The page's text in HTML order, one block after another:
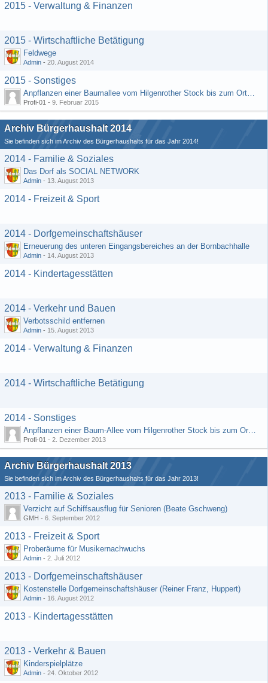
2015 - Verwaltung & Finanzen
2015 - Wirtschaftliche Betätigung
Feldwege
Admin - 20. August 2014
2015 - Sonstiges
Anpflanzen einer Baumallee vom Hilgenrother Stock bis zum Ortseingang
Profi-01 - 9. Februar 2015
Archiv Bürgerhaushalt 2014
Sie befinden sich im Archiv des Bürgerhaushalts für das Jahr 2014!
2014 - Familie & Soziales
Das Dorf als SOCIAL NETWORK
Admin - 13. August 2013
2014 - Freizeit & Sport
2014 - Dorfgemeinschaftshäuser
Erneuerung des unteren Eingangsbereiches an der Bornbachhalle
Admin - 14. August 2013
2014 - Kindertagesstätten
2014 - Verkehr und Bauen
Verbotsschild entfernen
Admin - 15. August 2013
2014 - Verwaltung & Finanzen
2014 - Wirtschaftliche Betätigung
2014 - Sonstiges
Anpflanzen einer Baum-Allee vom Hilgenrother Stock bis zum Ortseingang
Profi-01 - 2. Dezember 2013
Archiv Bürgerhaushalt 2013
Sie befinden sich im Archiv des Bürgerhaushalts für das Jahr 2013!
2013 - Familie & Soziales
Verzicht auf Schiffsausflug für Senioren (Beate Gschweng)
GMH - 6. September 2012
2013 - Freizeit & Sport
Proberäume für Musikernachwuchs
Admin - 2. Juli 2012
2013 - Dorfgemeinschaftshäuser
Kostenstelle Dorfgemeinschaftshäuser (Reiner Franz, Huppert)
Admin - 16. August 2012
2013 - Kindertagesstätten
2013 - Verkehr & Bauen
Kinderspielplätze
Admin - 24. Oktober 2012